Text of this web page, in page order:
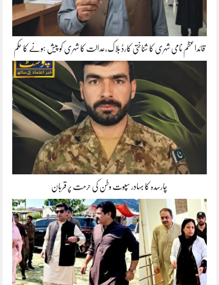
قائداعظم نامی شہری کا شناختی کارڈ بلاک،عدالت کا شہری کو پیش ہونے کا حکم
چارسدہ کا بہادر سپوت وطن کی حرمت پر قربان